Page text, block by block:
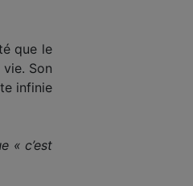
que le
Son
infinie
« c’est